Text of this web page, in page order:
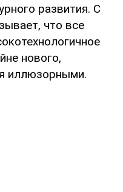
развития. С
что все
нового,
иллюзорными.